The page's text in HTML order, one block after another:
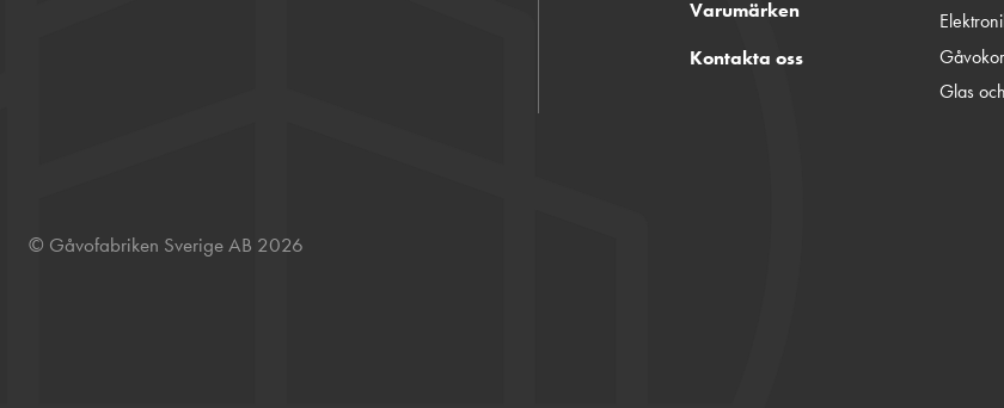
Varumärken
Kontakta oss
Glas
© Gåvofabriken Sverige AB 2026